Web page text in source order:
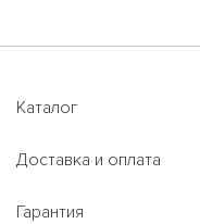
Каталог
Доставка и оплата
Гарантия